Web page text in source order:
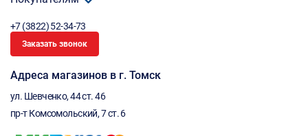
+7 (3822) 52-34-73
Заказать звонок
Адреса магазинов в г. Томск
ул. Шевченко, 44 ст. 46
пр-т Комсомольский, 7 ст. 6